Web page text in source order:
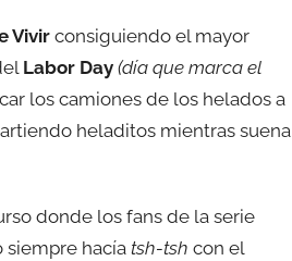
Vivirconsiguiendo el mayor
Labor Day (día que marca el
los camiones de los helados a
heladitos mientras suena
donde los fans de la serie
siempre hacía tsh-tsh con el